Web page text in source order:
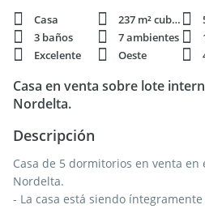
Casa 237 m² cubie.
3 baños
7 ambientes
Excelente
Oeste
Casa en venta sobre lote
Nordelta.
Descripción
Casa de 5 dormitorios en venta en
Nordelta.
- La casa está siendo